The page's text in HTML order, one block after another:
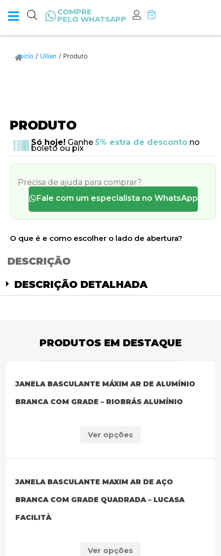
COMPRE
PELO WHATSAPP
Início / Ullian / Produto
PRODUTO
Só hoje! Ganhe 5% extra de descontono
boleto ou pix
Precisa de ajuda para comprar?
Fale com um especialista no WhatsApp
O que é e como escolher o lado de abertura?
DESCRIÇÃO
DESCRIÇÃO DETALHADA
PRODUTOS EM DESTAQUE
JANELA BASCULANTE MÁXIM AR DE ALUMÍNIO
BRANCA COM GRADE – RIOBRÁS ALUMÍNIO
Ver opções
JANELA BASCULANTE MAXIM AR DE AÇO
BRANCA COM GRADE QUADRADA – LUCASA
FACILITÀ
Ver opções